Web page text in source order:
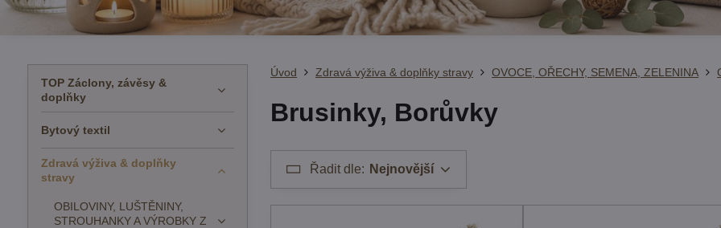
Úvod Zdravá výživa & doplňky stravy OVOCE, OŘECHY, SEMENA, ZELENINA
Brusinky, Borůvky
Řadit dle: Nejnovější
TOP Záclony, závěsy &
doplňky
Bytový textil
Zdravá výživa & doplňky
stravy
OBILOVINY, LUŠTĚNINY,
STROUHANKY A VÝROBKY Z